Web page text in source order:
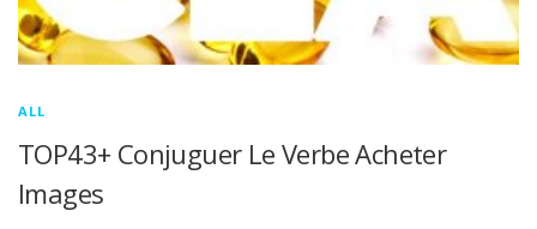
ALL
TOP43+ Conjuguer Le Verbe Acheter
Images